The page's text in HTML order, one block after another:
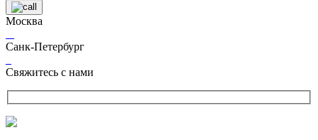
Москва
Санк-Петербург
Свяжитесь с нами